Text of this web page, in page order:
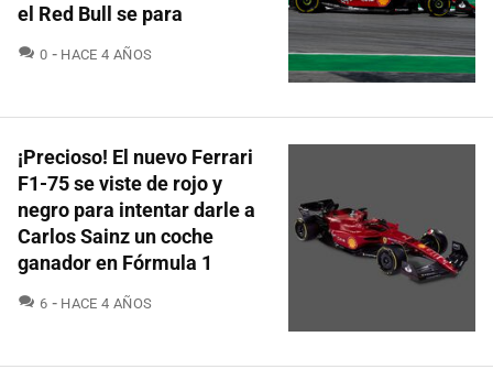
el Red Bull se para
0 COMENTARIOS
HACE 4 AÑOS
¡Precioso! El nuevo Ferrari
F1-75 se viste de rojo y
negro para intentar darle a
Carlos Sainz un coche
ganador en Fórmula 1
6 COMENTARIOS
HACE 4 AÑOS